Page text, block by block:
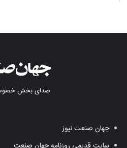
صدای بخش
جهان صنعت نیوز